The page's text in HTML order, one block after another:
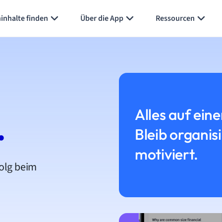
finden Über die App Ressourcen
beim
Alles auf
Bleib
motiviert.